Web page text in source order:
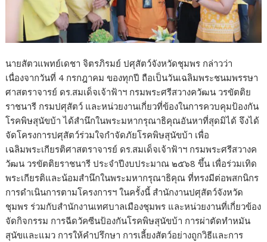
นายสัตวแพทย์เดชา จิตรภิรมย์ ปศุสัตว์จังหวัดชุมพร กล่าวว่า
เนื่องจากวันที่ 4 กรกฎาคม ของทุกปี ถือเป็นวันเฉลิมพระชนมพรรษา
ศาสตราจารย์ ดร.สมเด็จเจ้าฟ้าฯ กรมพระศรีสวางควัฒน วรขัตติย
ราชนารี กรมปศุสัตว์ และหน่วยงานเกี่ยวที่ข้องในการควบคุมป้องกัน
โรคพิษสุนัขบ้า ได้สำนึกในพระมหากรุณาธิคุณอันหาที่สุดมิได้ จึงได้
จัดโครงการปศุสัตว์ร่วมใจกำจัดภัยโรคพิษสุนัขบ้า เพื่อ
เฉลิมพระเกียรติศาสตราจารย์ ดร.สมเด็จเจ้าฟ้าฯ กรมพระศรีสวางค
วัฒน วรขัตติยราชนารี ประจำปีงบประมาณ ๒๕๖8 ขึ้น เพื่อร่วมเทิด
พระเกียรติและน้อมสำนึกในพระมหากรุณาธิคุณ ที่ทรงมีต่อพสกนิกร
การดำเนินการตามโครงการฯ ในครั้งนี้ สำนักงานปศุสัตว์จังหวัด
ชุมพร ร่วมกับสำนักงานเทศบาลเมืองชุมพร และหน่วยงานที่เกี่ยวข้อง
จัดกิจกรรม การฉีดวัคซีนป้องกันโรคพิษสุนัขบ้า การผ่าตัดทำหมัน
สุนัขและแมว การให้คำปรึกษา การเลี้ยงสัตว์อย่างถูกวิธีและการ